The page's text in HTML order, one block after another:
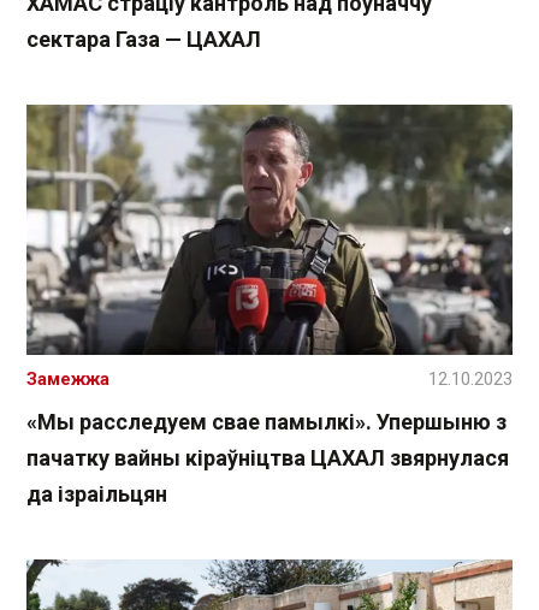
сектара Газа — ЦАХАЛ
«Мы расcледуем свае памылкі». Упершыню з
пачатку вайны кіраўніцтва ЦАХАЛ звярнулася
да ізраільцян
Замежжа 12.10.2023